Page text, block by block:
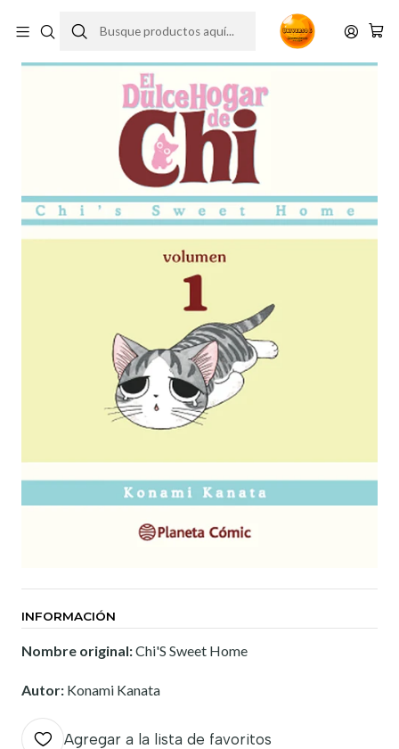
INFORMACIÓN
Nombre original:Chi'S Sweet Home
Autor: Konami Kanata
Agregar a la lista de favoritos